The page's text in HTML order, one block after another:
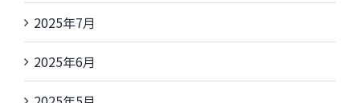
2025年7月
2025年6月